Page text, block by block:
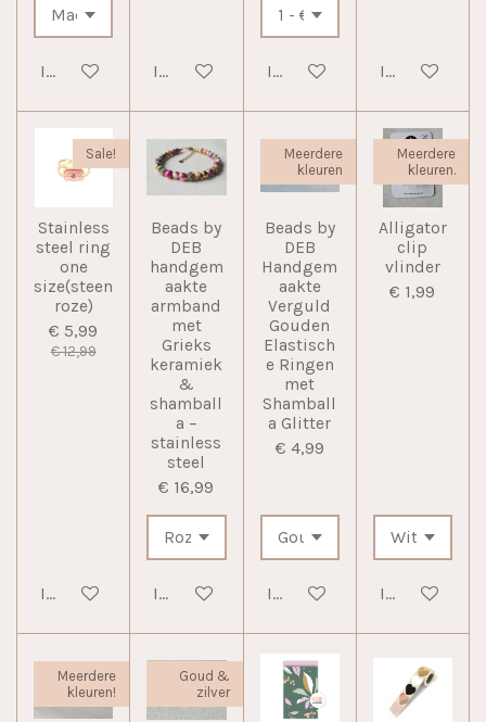
In winkelwagenIn winkelwagenIn winkelwagenIn
Sale!
Stainless
steel ring
one
size(steen
roze)
€ 5,99
€ 12,99
In winkelwagen
Beads by
DEB
handgem
aakte
armband
met
Grieks
keramiek
&
shamball
a –
stainless
steel
€ 16,99
In winkelwagen
Meerdere
kleuren
Beads by
DEB
Handgem
aakte
Verguld
Gouden
Elastisch
e Ringen
met
Shamball
a Glitter
€ 4,99
In winkelwagen
Meerdere
kleuren.
Alligator
clip
vlinder
€ 1,99
In
Meerdere
kleuren!
Goud &
zilver